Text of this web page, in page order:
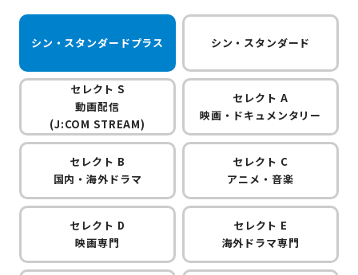
シン・スタンダードプラス シン・スタンダード
セレクト S
動画配信
(J:COM STREAM)
セレクト A
映画・ドキュメンタリー
セレクト B
国内・海外ドラマ
セレクト C
アニメ・音楽
セレクト D
映画専門
セレクト E
海外ドラマ専門